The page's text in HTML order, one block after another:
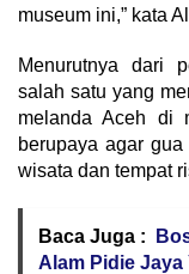
museum ini,” kata
Menurutnya dari
salah satu yang
melanda Aceh di
berupaya agar
wisata dan tempat
Baca Juga :
Alam Pidie